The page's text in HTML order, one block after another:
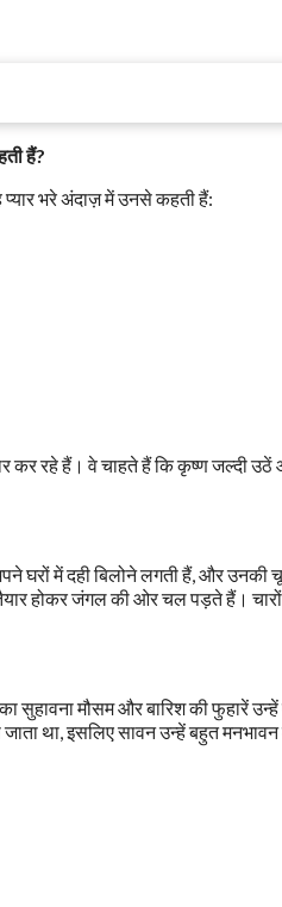
हैं?
प्यार भरे अंदाज़ में उनसे कहती हैं:
कर रहे हैं। वे चाहते हैं कि कृष्ण जल्दी
घरों में दही बिलोने लगती हैं, और उनकी
होकर जंगल की ओर चल पड़ते हैं।
सुहावना मौसम और बारिश की फुहारें उन्हें
था, इसलिए सावन उन्हें बहुत